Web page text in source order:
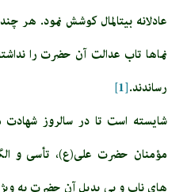
عادلانه بيت‏المال کوشش نمود. هر
نماها تاب عدالت آن حضرت را
رساندند.[1]
شایسته است تا در سالروز شهادت
مؤمنان حضرت علی(ع)، تأسی و
های ناب و بی بدیل آن حضرت به